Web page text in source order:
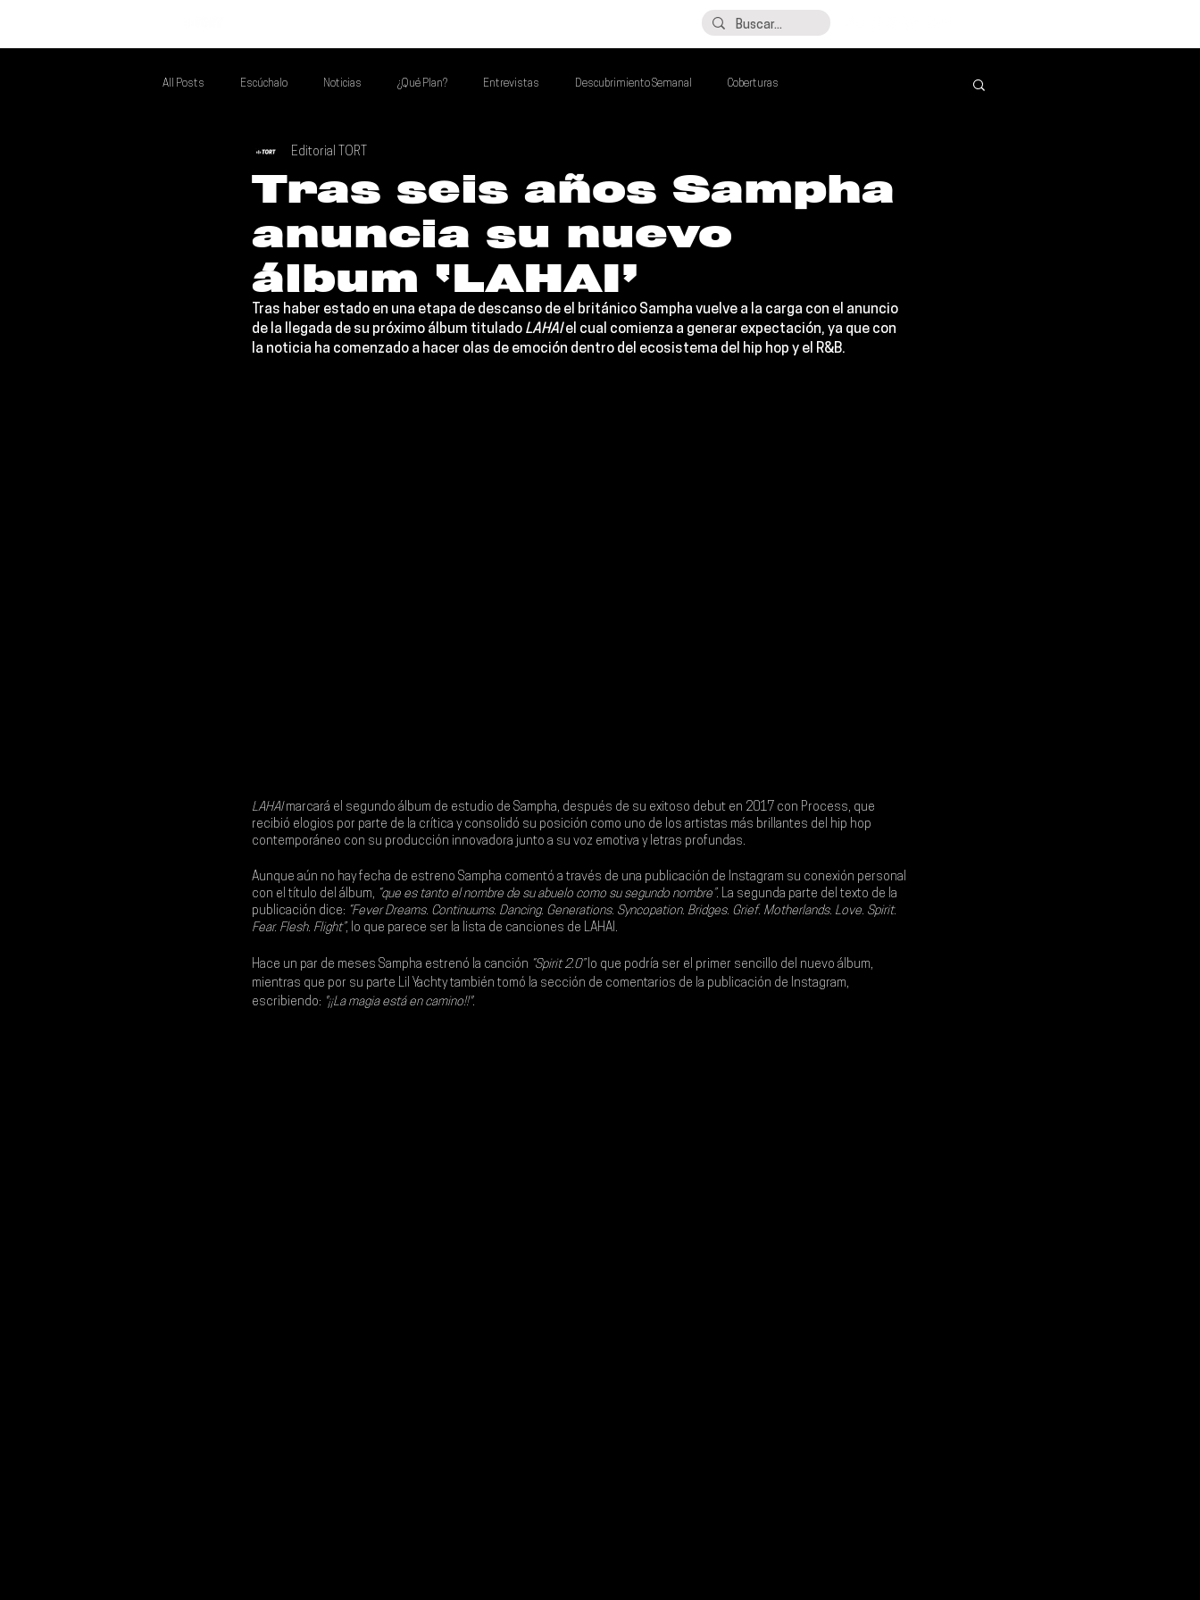
All Posts Escúchalo Noticias ¿Qué Plan? Entrevistas Descubrimiento Semanal Coberturas
Si Te Gusta... Te Recomendamos A...
Poder Latino Que Descubrir Mejores de la Semana Talento Mexa Semanal Álbumes de la Semana
Tras seis años Sampha
anuncia su nuevo
álbum ‘LAHAI’
Editorial TORT
Tras haber estado en una etapa de descanso de el británico Sampha vuelve a la carga con el anuncio
de la llegada de su próximo álbum titulado LAHAI el cual comienza a generar expectación, ya que con
la noticia ha comenzado a hacer olas de emoción dentro del ecosistema del hip hop y el R&B.
LAHAI marcará el segundo álbum de estudio de Sampha, después de su exitoso debut en 2017 con Process, que
recibió elogios por parte de la crítica y consolidó su posición como uno de los artistas más brillantes del hip hop
contemporáneo con su producción innovadora junto a su voz emotiva y letras profundas.
Aunque aún no hay fecha de estreno Sampha comentó a través de una publicación de Instagram su conexión personal
con el título del álbum, “que es tanto el nombre de su abuelo como su segundo nombre”. La segunda parte del texto de la
publicación dice: “Fever Dreams. Continuums. Dancing. Generations. Syncopation. Bridges. Grief. Motherlands. Love. Spirit.
Fear. Flesh. Flight”, lo que parece ser la lista de canciones de LAHAI.
Hace un par de meses Sampha estrenó la canción “Spirit 2.0” lo que podría ser el primer sencillo del nuevo álbum,
mientras que por su parte Lil Yachty también tomó la sección de comentarios de la publicación de Instagram,
escribiendo: "¡¡La magia está en camino!!".